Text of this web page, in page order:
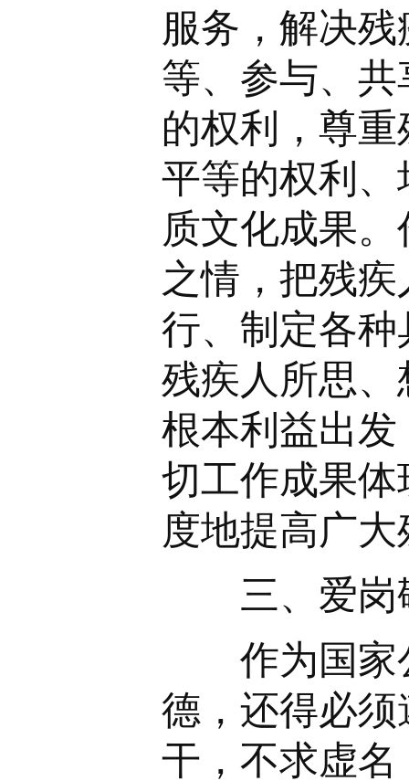
服务，解决
等、参与、
的权利，尊
平等的权利
质文化成果
之情，把残
行、制定各
残疾人所思
根本利益出
切工作成果
度地提高广
三、爱岗敬
作为国家公
德，还得必
干，不求虚